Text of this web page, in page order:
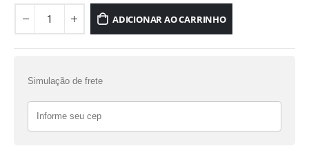
ADICIONAR AO CARRINHO
Simulação de frete